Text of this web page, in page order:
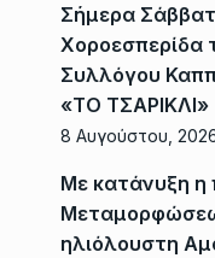
Σήμερα
Χοροεσπερίδα
Συλλόγου
«ΤΟ ΤΣΑΡΙΚΛΙ»
8 Αυγούστου,
Με κατάνυξη η
ηλιόλουστη